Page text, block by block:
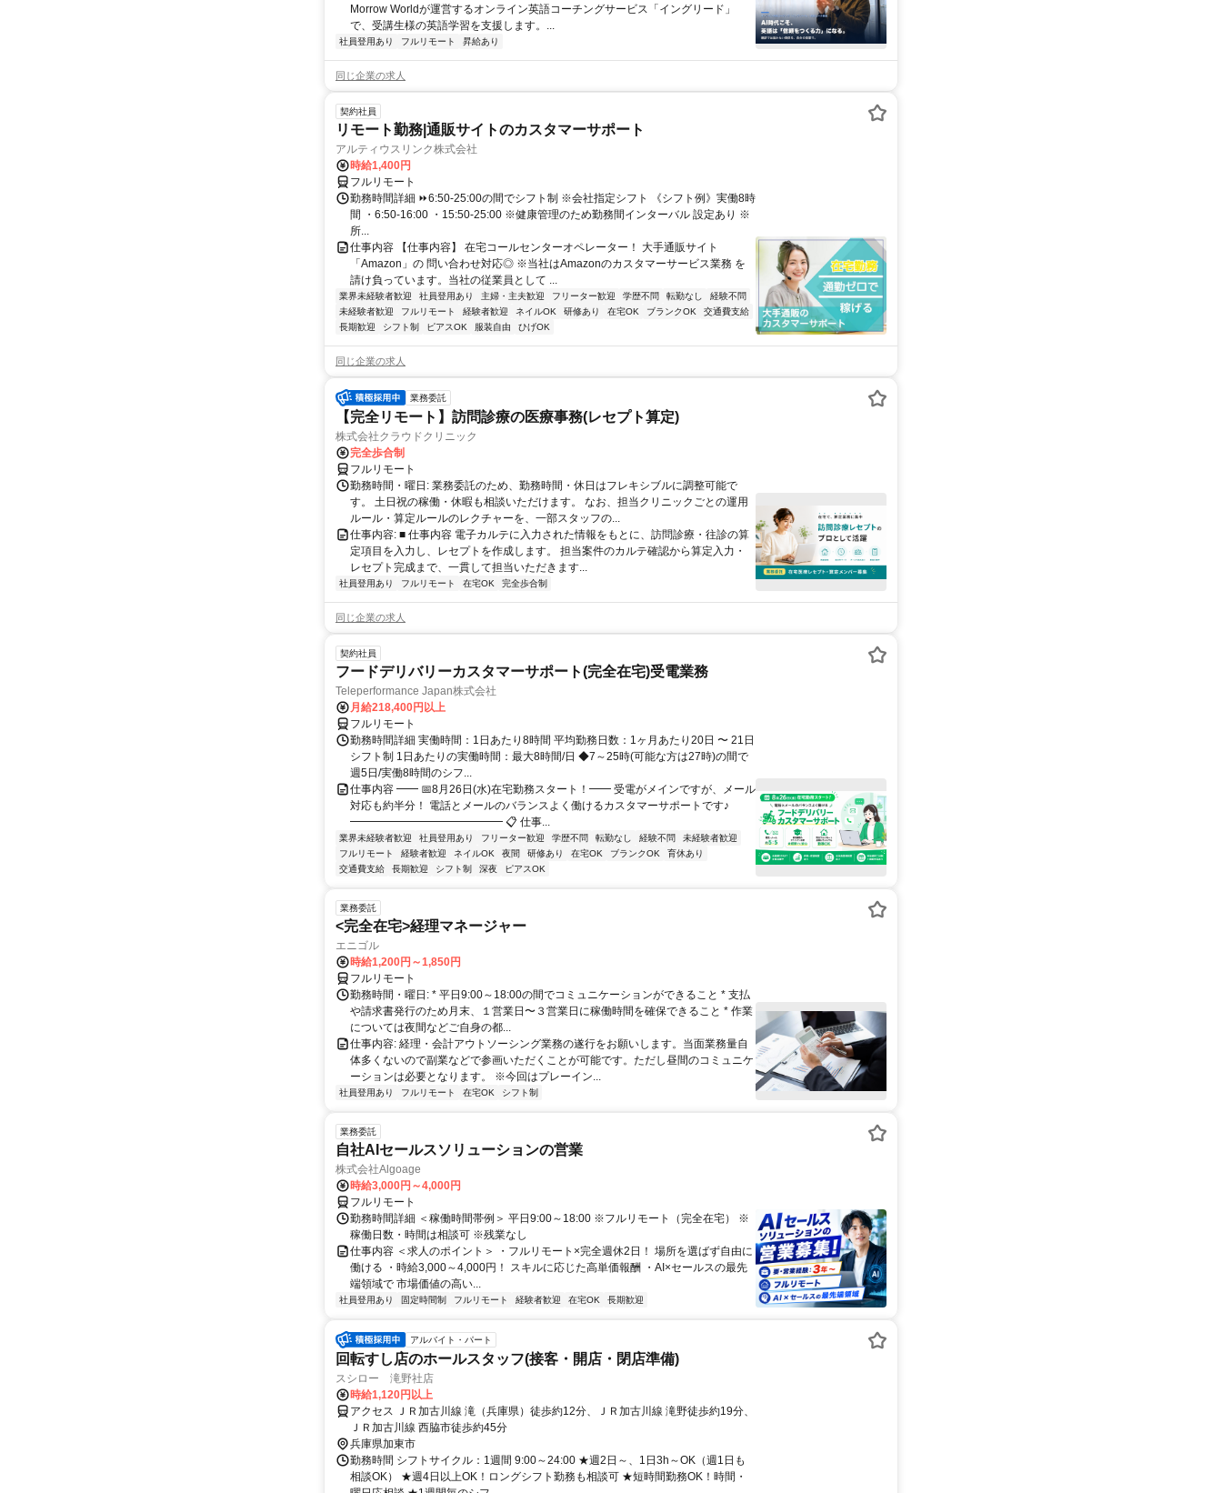
Morrow Worldが運営するオンライン英語コーチングサービス「イングリード」
で、受講生様の英語学習を支援します。...
社員登用あり フルリモート 昇給あり
同じ企業の求人
契約社員
リモート勤務|通販サイトのカスタマーサポート
アルティウスリンク株式会社
時給1,400円
フルリモート
勤務時間詳細 ⏩6:50-25:00の間でシフト制 ※会社指定シフト 《シフト例》実働8時
間 ・6:50-16:00 ・15:50-25:00 ※健康管理のため勤務間インターバル 設定あり ※
所...
仕事内容 【仕事内容】 在宅コールセンターオペレーター！ 大手通販サイト
「Amazon」の 問い合わせ対応◎ ※当社はAmazonのカスタマーサービス業務 を
請け負っています。当社の従業員として ...
業界未経験者歓迎 社員登用あり 主婦・主夫歓迎 フリーター歓迎 学歴不問 転勤なし
経験不問
未経験者歓迎
フルリモート 経験者歓迎 ネイルOK 研修あり 在宅OK ブランクOK
交通費支給
長期歓迎
シフト制 ピアスOK 服装自由 ひげOK
同じ企業の求人
業務委託
【完全リモート】訪問診療の医療事務(レセプト算定)
株式会社クラウドクリニック
完全歩合制
フルリモート
勤務時間・曜日: 業務委託のため、勤務時間・休日はフレキシブルに調整可能で
す。 土日祝の稼働・休暇も相談いただけます。 なお、担当クリニックごとの運用
ルール・算定ルールのレクチャーを、一部スタッフの...
仕事内容: ■ 仕事内容 電子カルテに入力された情報をもとに、訪問診療・往診の算
定項目を入力し、レセプトを作成します。 担当案件のカルテ確認から算定入力・
レセプト完成まで、一貫して担当いただきます...
社員登用あり フルリモート 在宅OK 完全歩合制
同じ企業の求人
契約社員
フードデリバリーカスタマーサポート(完全在宅)受電業務
Teleperformance Japan株式会社
月給218,400円以上
フルリモート
勤務時間詳細 実働時間：1日あたり8時間 平均勤務日数：1ヶ月あたり20日 〜 21日
シフト制 1日あたりの実働時間：最大8時間/日 ◆7～25時(可能な方は27時)の間で
週5日/実働8時間のシフ...
仕事内容 ━━ 📅8月26日(水)在宅勤務スタート！━━ 受電がメインですが、メール
対応も約半分！ 電話とメールのバランスよく働けるカスタマーサポートです♪
━━━━━━━━━━━━━━ 📋 仕事...
業界未経験者歓迎 社員登用あり フリーター歓迎 学歴不問 転勤なし 経験不問
未経験者歓迎
フルリモート
経験者歓迎 ネイルOK 夜間 研修あり 在宅OK ブランクOK
育休あり
交通費支給
長期歓迎 シフト制 深夜 ピアスOK
業務委託
<完全在宅>経理マネージャー
エニゴル
時給1,200円～1,850円
フルリモート
勤務時間・曜日: * 平日9:00～18:00の間でコミュニケーションができること * 支払
や請求書発行のため月末、１営業日〜３営業日に稼働時間を確保できること * 作業
については夜間などご自身の都...
仕事内容: 経理・会計アウトソーシング業務の遂行をお願いします。当面業務量自
体多くないので副業などで参画いただくことが可能です。ただし昼間のコミュニケ
ーションは必要となります。 ※今回はプレーイン...
社員登用あり フルリモート 在宅OK シフト制
業務委託
自社AIセールスソリューションの営業
株式会社Algoage
時給3,000円～4,000円
フルリモート
勤務時間詳細 ＜稼働時間帯例＞ 平日9:00～18:00 ※フルリモート（完全在宅） ※
稼働日数・時間は相談可 ※残業なし
仕事内容 ＜求人のポイント＞ ・フルリモート×完全週休2日！ 場所を選ばず自由に
働ける ・時給3,000～4,000円！ スキルに応じた高単価報酬 ・AI×セールスの最先
端領域で 市場価値の高い...
社員登用あり 固定時間制 フルリモート 経験者歓迎 在宅OK 長期歓迎
アルバイト・パート
回転すし店のホールスタッフ(接客・開店・閉店準備)
スシロー 滝野社店
時給1,120円以上
アクセス ＪＲ加古川線 滝（兵庫県）徒歩約12分、ＪＲ加古川線 滝野徒歩約19分、
ＪＲ加古川線 西脇市徒歩約45分
兵庫県加東市
勤務時間 シフトサイクル：1週間 9:00～24:00 ★週2日～、1日3h～OK（週1日も
相談OK） ★週4日以上OK！ロングシフト勤務も相談可 ★短時間勤務OK！時間・